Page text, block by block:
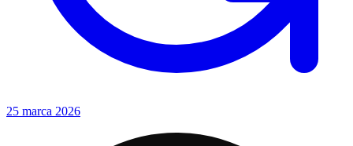
25 marca 2026